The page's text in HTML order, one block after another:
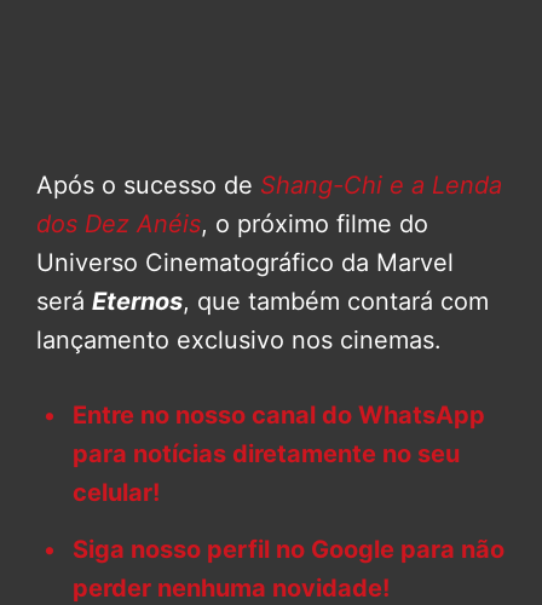
Após o sucesso de Shang-Chi e a Lenda
dos Dez Anéis, o próximo filme do
Universo Cinematográfico da Marvel
será Eternos, que também contará com
lançamento exclusivo nos cinemas.
Entre no nosso canal do WhatsApp
para notícias diretamente no seu
celular!
Siga nosso perfil no Google para não
perder nenhuma novidade!